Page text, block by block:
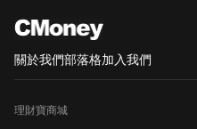
關於我們部落格加入我們
理財寶商城